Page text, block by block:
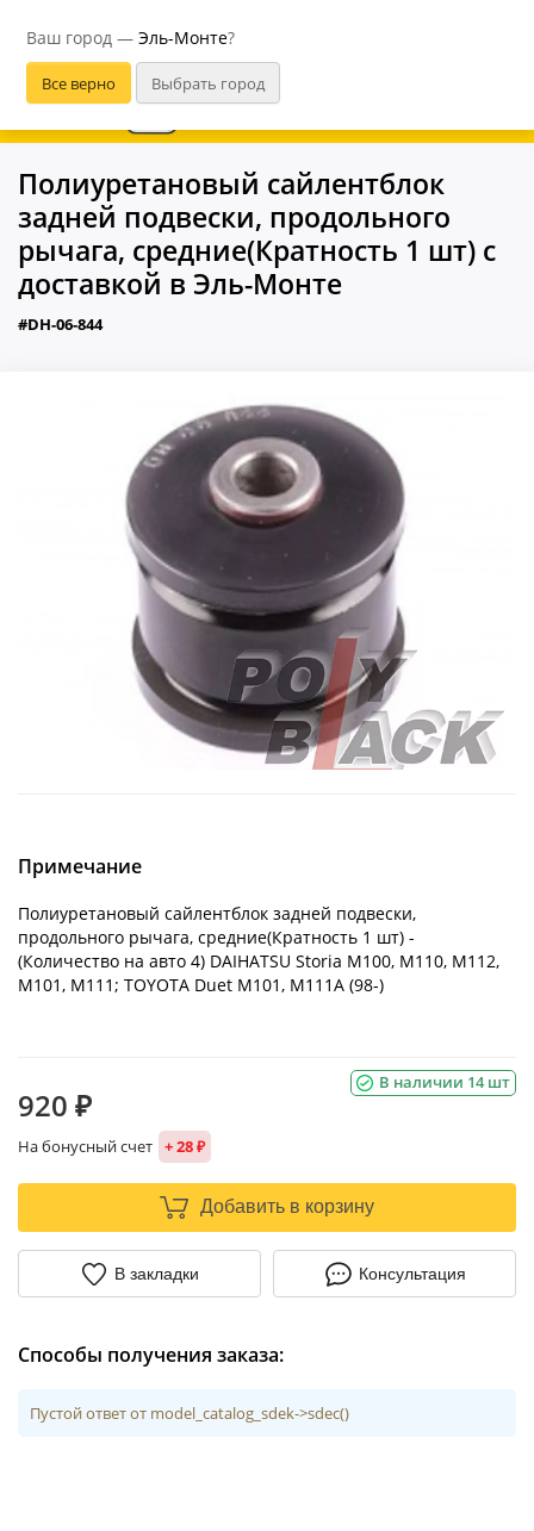
Ваш город — Эль-Монте?
В приложении удобнее
Полиуретановый сайлентблок
задней подвески, продольного
рычага, средние(Кратность 1 шт) с
доставкой в Эль-Монте
#DH-06-844
Примечание
Полиуретановый сайлентблок задней подвески,
продольного рычага, средние(Кратность 1 шт) -
(Количество на авто 4) DAIHATSU Storia M100, M110, M112,
M101, M111; TOYOTA Duet M101, M111A (98-)
В наличии 14 шт
920 ₽
На бонусный счет + 28 ₽
Добавить в корзину
В закладки Консультация
Способы получения заказа:
Пустой ответ от model_catalog_sdek->sdec()